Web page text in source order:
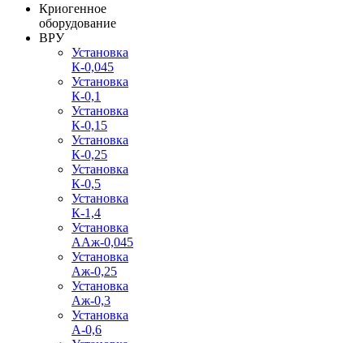
Криогенное
оборудование
ВРУ
Установка
К-0,045
Установка
К-0,1
Установка
К-0,15
Установка
К-0,25
Установка
К-0,5
Установка
К-1,4
Установка
ААж-0,045
Установка
Аж-0,25
Установка
Аж-0,3
Установка
А-0,6